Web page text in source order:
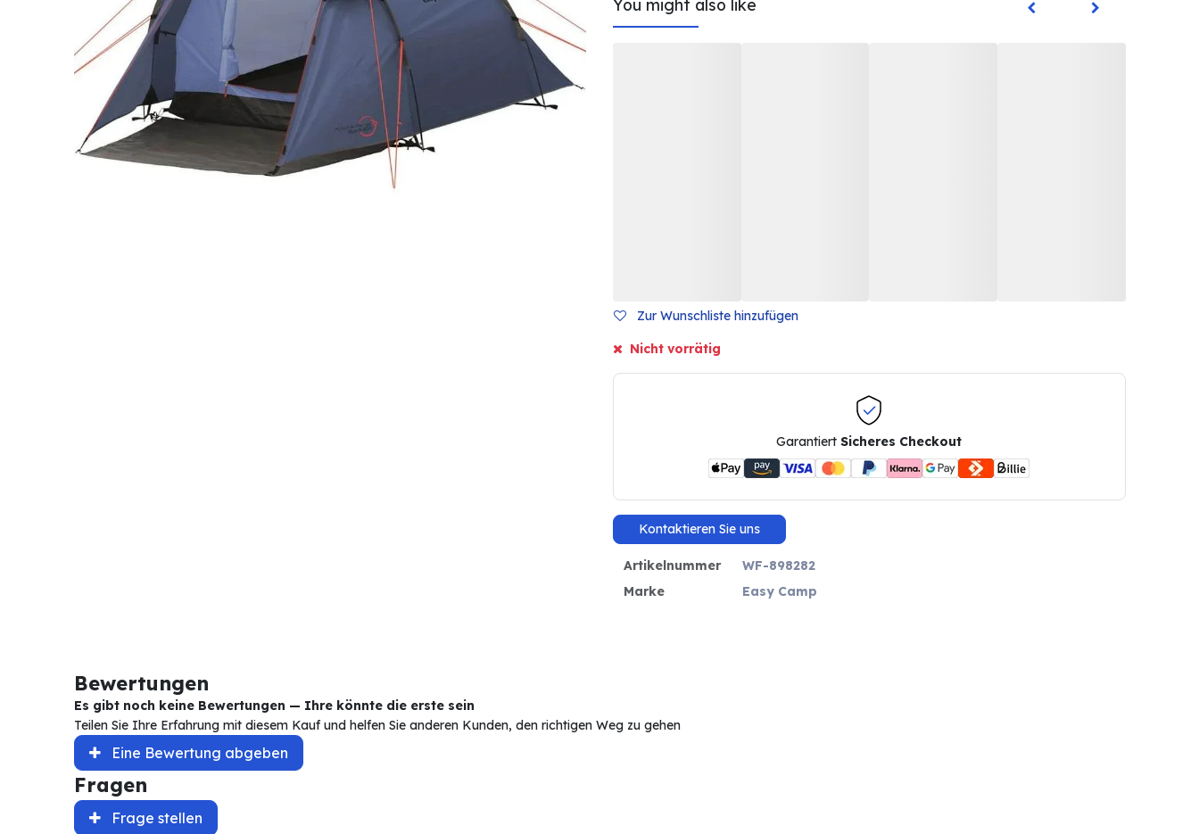
You might also like
Zur Wunschliste hinzufügen
Nicht vorrätig
GarantiertSicheres Checkout
Kontaktieren Sie uns
Artikelnummer
WF-898282
Marke
Easy Camp
Bewertungen
Es gibt noch keine Bewertungen — Ihre könnte die erste sein
Teilen Sie Ihre Erfahrung mit diesem Kauf und helfen Sie anderen Kunden, den richtigen Weg zu gehen
Eine Bewertung abgeben
Fragen
Frage stellen